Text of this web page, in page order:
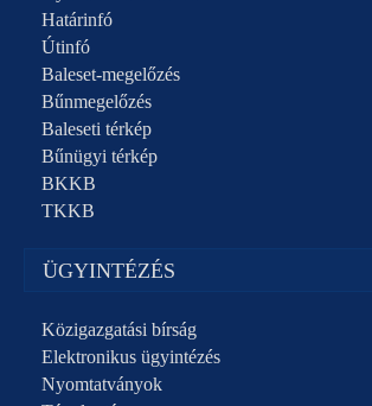
Határinfó
Útinfó
Baleset-megelőzés
Bűnmegelőzés
Baleseti térkép
Bűnügyi térkép
BKKB
TKKB
ÜGYINTÉZÉS
Közigazgatási bírság
Elektronikus ügyintézés
Nyomtatványok